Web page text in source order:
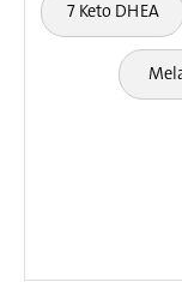
7 Keto DHEA